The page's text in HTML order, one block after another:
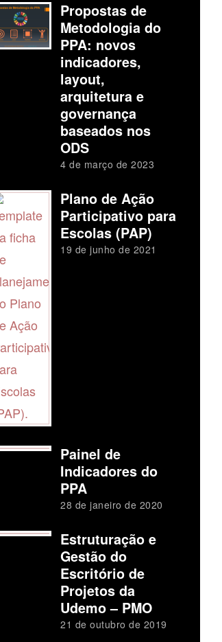
Propostas de
Metodologia do
PPA: novos
indicadores,
layout,
arquitetura e
governança
baseados nos
ODS
4 de março de 2023
Plano de Ação
Participativo para
Escolas (PAP)
19 de junho de 2021
Painel de
Indicadores do
PPA
28 de janeiro de 2020
Estruturação e
Gestão do
Escritório de
Projetos da
Udemo – PMO
21 de outubro de 2019